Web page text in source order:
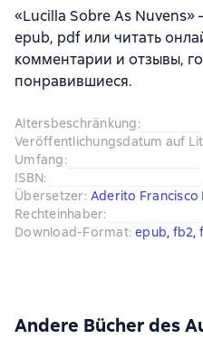
«Lucilla Sobre As Nuvens»
epub, pdf или читать
комментарии и отзывы,
понравившиеся.
Altersbeschränkung:
Veröffentlichungsdatum auf
Umfang:
ISBN:
Übersetzer: Aderito Francisco
Rechteinhaber:
Download-Format: epub, fb2,
Andere Bücher des